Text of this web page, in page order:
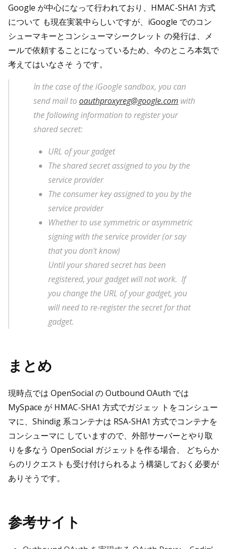
Google が中心になって行われており、HMAC-SHA1 方式
について も現在実装中らしいですが、iGoogle でのコン
シューマキーとコンシューマシークレット の発行は、メ
ールで依頼することになっているため、今のところ本気で
考えてはいなさそ うです。
In the case of the iGoogle sandbox, you can
send mail to oauthproxyreg@google.com with
the following information to register your
shared secret:
URL of your gadget
The shared secret assigned to you by the
service provider
The consumer key assigned to you by the
service provider
Whether to use symmetric or asymmetric
signing with the service provider (or say
that you don't know)
Until your shared secret has been
registered, your gadget will not work. If
you change the URL of your gadget, you
will need to re-register the secret for that
gadget.
まとめ
現時点では OpenSocial の Outbound OAuth では
MySpace が HMAC-SHA1 方式でガジェッ トをコンシュー
マに、Shindig 系コンテナは RSA-SHA1 方式でコンテナを
コンシューマに していますので、外部サーバーとやり取
りを多なう OpenSocial ガジェットを作る場合、 どちらか
らのリクエストも受け付けられるよう構築しておく必要が
ありそうです。
参考サイト